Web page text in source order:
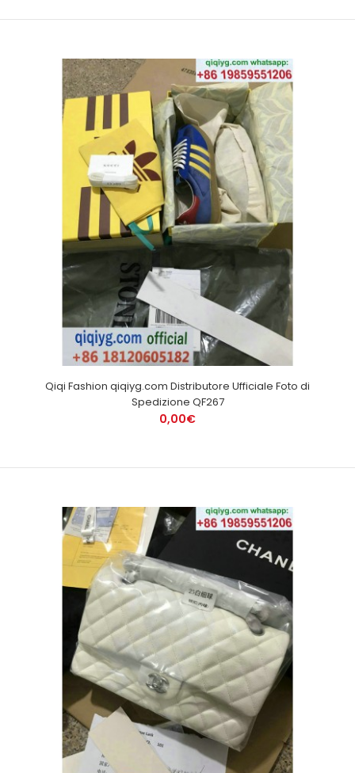
Qiqi Fashion qiqiyg.com Distributore Ufficiale Foto di
Spedizione QF267
0,00€